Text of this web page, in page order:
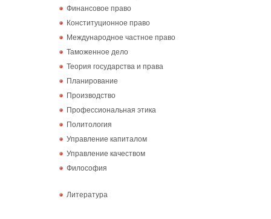
Финансовое право
Конституционное право
Международное частное право
Таможенное дело
Теория государства и права
Планирование
Производство
Профессиональная этика
Политология
Управление капиталом
Управление качеством
Философия
Литература